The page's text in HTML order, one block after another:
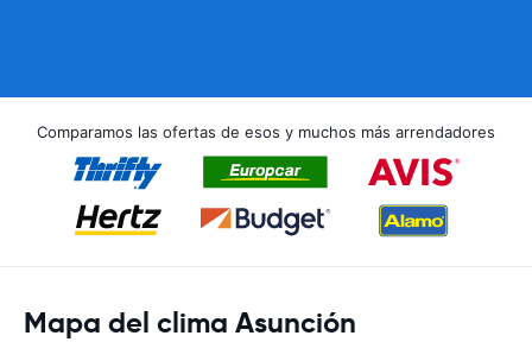
Comparamos las ofertas de esos y muchos más arrendadores
Mapa del clima Asunción